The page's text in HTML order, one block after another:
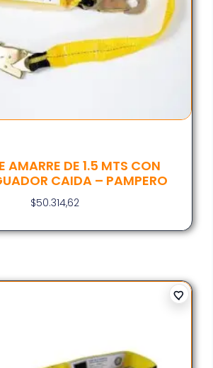
AMARRE DE 1.5 MTS CON
CAIDA – PAMPERO
$50.314,62